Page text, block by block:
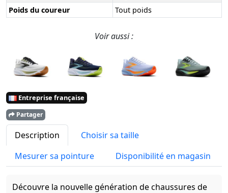
Poids du coureur
Tout poids
Voir aussi :
Entreprise française
Partager
Description
Choisir sa taille
Mesurer sa pointure
Disponibilité en magasin
Découvre la nouvelle génération de chaussures de